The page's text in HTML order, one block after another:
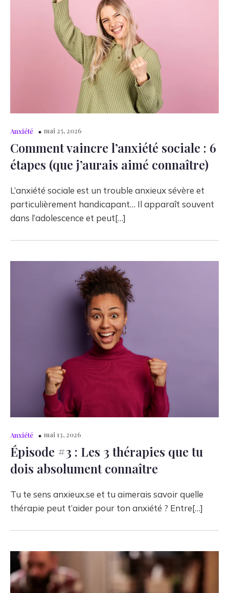
Anxiété mai 25, 2026
Comment vaincre l’anxiété sociale : 6
étapes (que j’aurais aimé connaître)
L’anxiété sociale est un trouble anxieux sévère et
particulièrement handicapant… Il apparaît souvent
dans l’adolescence et peut[…]
Anxiété mai 13, 2026
Épisode #3 : Les 3 thérapies que tu
dois absolument connaître
Tu te sens anxieux.se et tu aimerais savoir quelle
thérapie peut t’aider pour ton anxiété ? Entre[…]